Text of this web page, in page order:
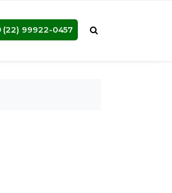
(22) 99922-0457